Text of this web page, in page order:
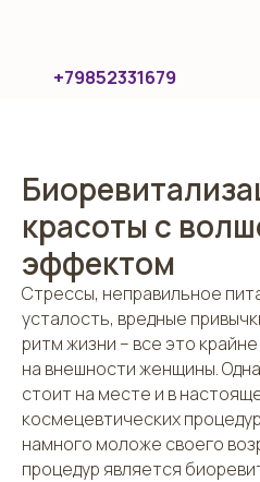
красоты с
эффектом
Стрессы, неправильное
усталость, вредные
ритм жизни – все это
на внешности женщины.
стоит на месте и в
космецевтических
намного моложе своего
процедур является